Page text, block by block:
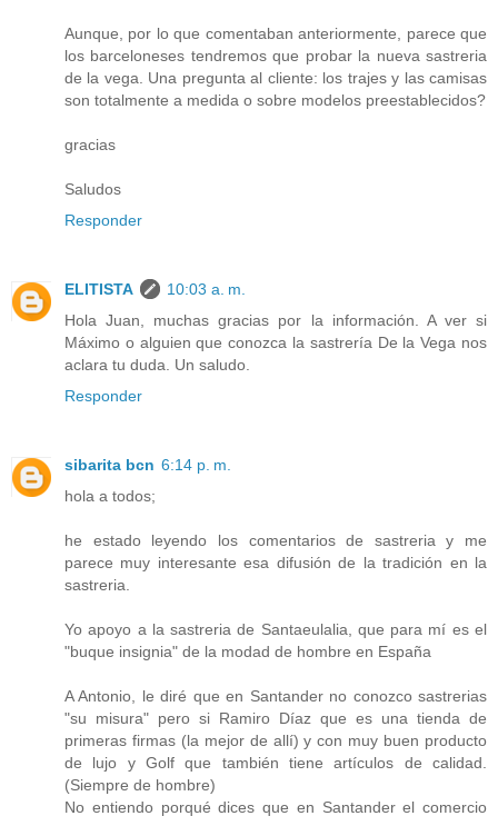
Aunque, por lo que comentaban anteriormente, parece que
los barceloneses tendremos que probar la nueva sastreria
de la vega. Una pregunta al cliente: los trajes y las camisas
son totalmente a medida o sobre modelos preestablecidos?
gracias
Saludos
Responder
ELITISTA
10:03 a. m.
Hola Juan, muchas gracias por la información. A ver si
Máximo o alguien que conozca la sastrería De la Vega nos
aclara tu duda. Un saludo.
Responder
sibarita bcn 6:14 p. m.
hola a todos;
he estado leyendo los comentarios de sastreria y me
parece muy interesante esa difusión de la tradición en la
sastreria.
Yo apoyo a la sastreria de Santaeulalia, que para mí es el
"buque insignia" de la modad de hombre en España
A Antonio, le diré que en Santander no conozco sastrerias
"su misura" pero si Ramiro Díaz que es una tienda de
primeras firmas (la mejor de allí) y con muy buen producto
de lujo y Golf que también tiene artículos de calidad.
(Siempre de hombre)
No entiendo porqué dices que en Santander el comercio